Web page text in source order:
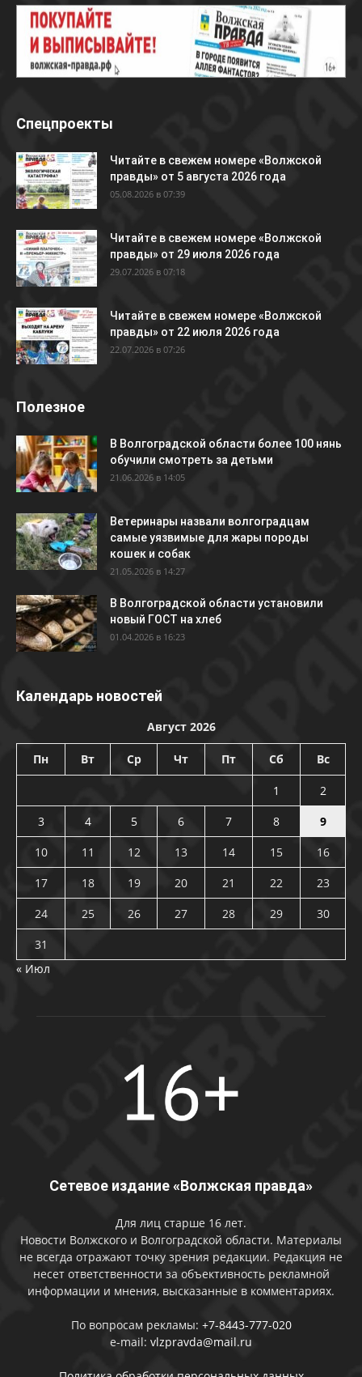
Спецпроекты
Читайте в свежем номере «Волжской
правды» от 5 августа 2026 года
05.08.2026 в 07:39
Читайте в свежем номере «Волжской
правды» от 29 июля 2026 года
29.07.2026 в 07:18
Читайте в свежем номере «Волжской
правды» от 22 июля 2026 года
22.07.2026 в 07:26
Полезное
В Волгоградской области более 100 нянь
обучили смотреть за детьми
21.06.2026 в 14:05
Ветеринары назвали волгоградцам
самые уязвимые для жары породы
кошек и собак
21.05.2026 в 14:27
В Волгоградской области установили
новый ГОСТ на хлеб
01.04.2026 в 16:23
Календарь новостей
Август 2026
Пн Вт Ср Чт Пт Сб Вс
1
2
3
4 5 6 7 8
9
10
11 12 13 14 15
16
17
18 19 20 21 22
23
24
25 26 27 28 29
30
31
« Июл
Сетевое издание «Волжская правда»
Для лиц старше 16 лет.
Новости Волжского и Волгоградской области. Материалы
не всегда отражают точку зрения редакции. Редакция не
несет ответственности за объективность рекламной
информации и мнения, высказанные в комментариях.
По вопросам рекламы: +7-8443-777-020
e-mail: vlzpravda@mail.ru